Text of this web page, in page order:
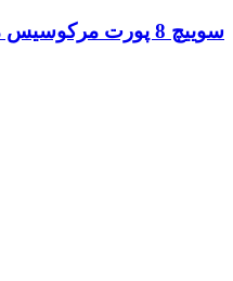
سوییچ 8 پورت مرکوسیس مدل MS108